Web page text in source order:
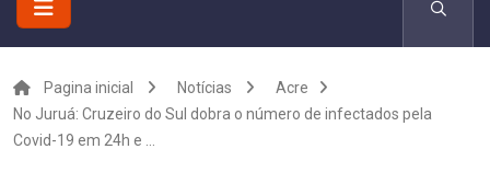
Pagina inicial Notícias
Acre
No Juruá: Cruzeiro do Sul dobra o número de infectados pela
Covid-19 em 24h e ...